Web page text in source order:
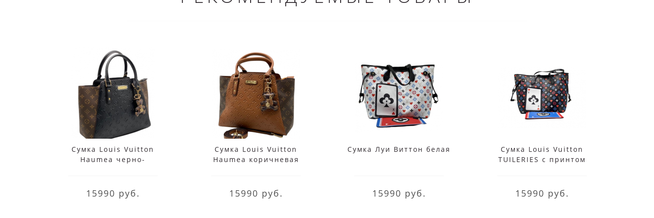
Сумка Louis Vuitton
Haumea черно-
15990 руб.
Сумка Louis Vuitton
Haumea коричневая
15990 руб.
Сумка Луи Виттон белая
15990 руб.
Сумка Louis Vuitton
TUILERIES с принтом
15990 руб.